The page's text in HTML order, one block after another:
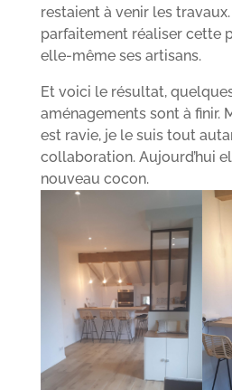
restaient à venir les
parfaitement réaliser cette
elle-même ses artisans.
Et voici le résultat,
aménagements sont à finir.
est ravie, je le suis tout
collaboration. Aujourd’hui
nouveau cocon.